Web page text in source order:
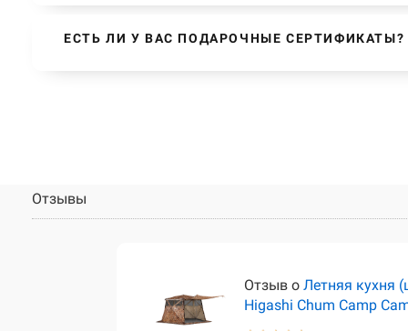
ЕСТЬ ЛИ У ВАС ПОДАРОЧНЫЕ СЕРТИФИКАТЫ?
Отзывы
Отзыв о Летняя кухня
Higashi Chum Camp